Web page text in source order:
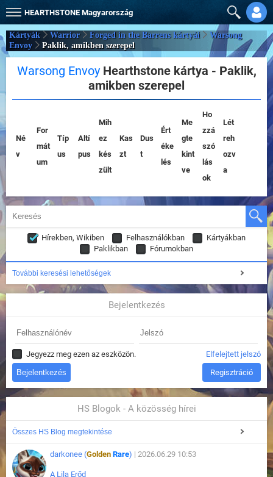
HEARTHSTONE Magyarország
Kártyák Warrior Forged in the Barrens kártyái
Warsong
Envoy
Paklik, amikben szerepel
Warsong EnvoyHearthstone kártya - Paklik,
amikben szerepel
Né
v
For
mát
um
Típ
us
Altí
pus
Mih
ez
kés
zült
Kas
zt
Dus
t
Ért
éke
lés
Me
gte
kint
ve
Ho
zzá
szó
lás
ok
Lét
reh
ozv
a
Hírekben, Wikiben Felhasználókban
Kártyákban
Paklikban
Fórumokban
További keresési lehetőségek
Bejelentkezés
Jegyezz meg ezen az eszközön. Elfelejtett jelszó
Regisztráció
HS Blogok - A közösség hírei
Összes HS Blog megtekintése
darkonee (Golden Rare) | 2026.06.29 10:53
A Lila Erőd